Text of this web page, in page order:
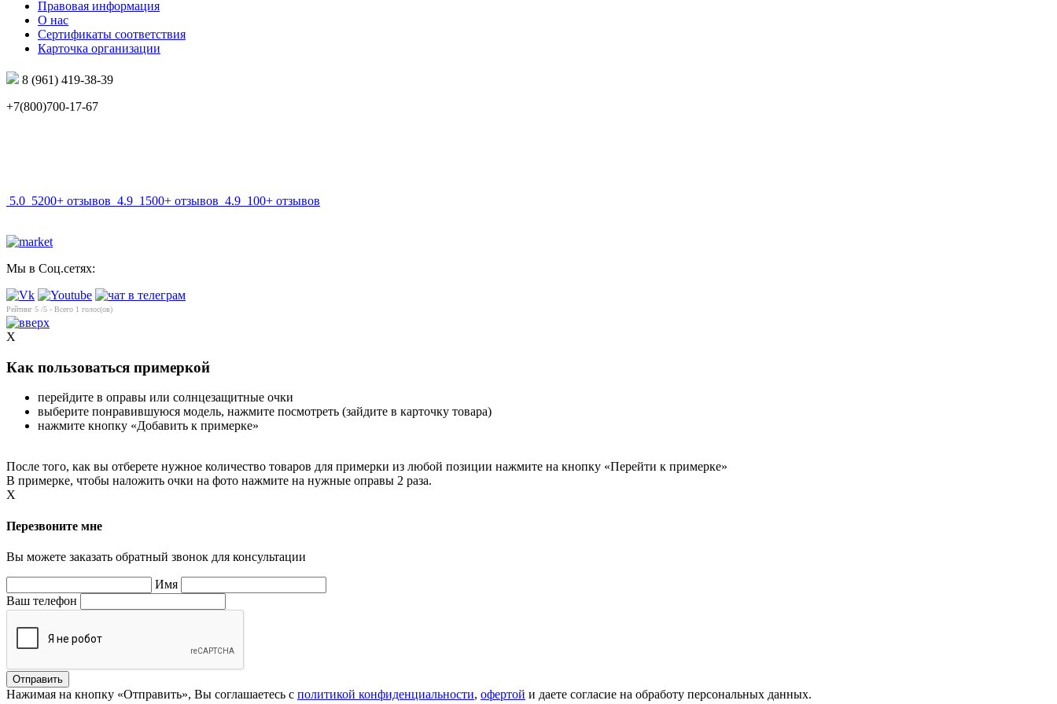
Правовая информация
О нас
Сертификаты соответствия
Карточка организации
8 (961) 419-38-39
+7(800)700-17-67
5.0 5200+ отзывов 4.9 1500+ отзывов 4.9 100+ отзывов
Мы в Соц.сетях:
Рейтинг 5 /5 - Всего 1 голос(ов)
X
Как пользоваться примеркой
перейдите в оправы или солнцезащитные очки
выберите понравившуюся модель, нажмите посмотреть (зайдите в карточку товара)
нажмите кнопку «Добавить к примерке»
После того, как вы отберете нужное количество товаров для примерки из любой позиции нажмите на кнопку «Перейти к примерке»
В примерке, чтобы наложить очки на фото нажмите на нужные оправы 2 раза.
X
Перезвоните мне
Вы можете заказать обратный звонок для консультации
Имя
Ваш телефон
Нажимая на кнопку «Отправить», Вы соглашаетесь с политикой конфиденциальности, офертой и даете согласие на обработу персональных данных.